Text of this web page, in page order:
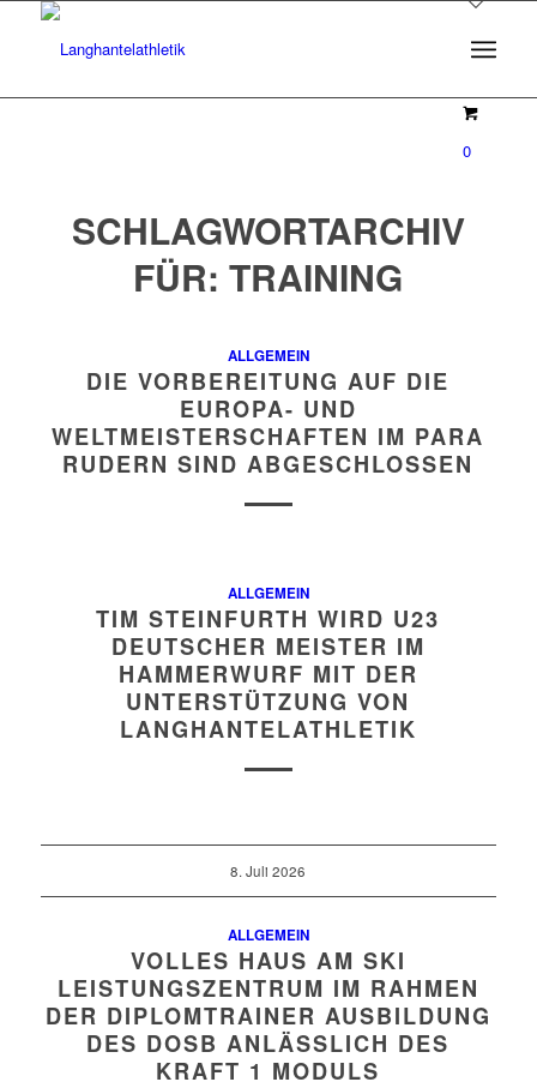
0
SCHLAGWORTARCHIV
FÜR:TRAINING
ALLGEMEIN
DIE VORBEREITUNG AUF DIE
EUROPA- UND
WELTMEISTERSCHAFTEN IM PARA
RUDERN SIND ABGESCHLOSSEN
ALLGEMEIN
TIM STEINFURTH WIRD U23
DEUTSCHER MEISTER IM
HAMMERWURF MIT DER
UNTERSTÜTZUNG VON
LANGHANTELATHLETIK
8. Juli 2026
ALLGEMEIN
VOLLES HAUS AM SKI
LEISTUNGSZENTRUM IM RAHMEN
DER DIPLOMTRAINER AUSBILDUNG
DES DOSB ANLÄSSLICH DES
KRAFT 1 MODULS